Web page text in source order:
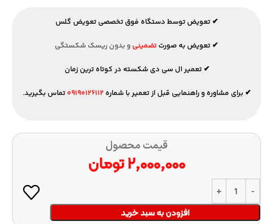
✔ تعویض توسط دستگاه فوق تخصصی تعویض گلس
✔ تعویض به صورت تضمینی و بدون ریسک شکستگی
✔ تعمیر ال سی دی شکسته در کوتاه ترین زمان
✔ برای مشاوره و راهنمایی قبل از تعمیر با شماره۰۹۱۹۰۱۲۶۱۱۲ تماس بگیرید.
قیمت محصول
۲,۰۰۰,۰۰۰تومان
افزودن به سبد خرید